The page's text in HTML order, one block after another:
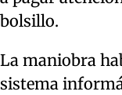
bolsillo.
La maniobra
sistema